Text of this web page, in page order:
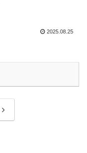
2025.08.25
次